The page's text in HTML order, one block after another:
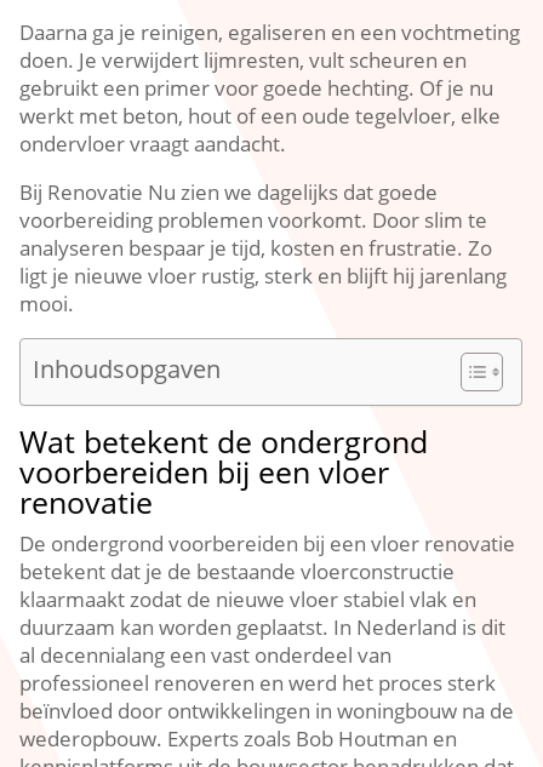
Daarna ga je reinigen, egaliseren en een vochtmeting
doen.​ Je verwijdert lijmresten, vult scheuren en
gebruikt een primer voor goede hechting.​ Of je nu
werkt met beton, hout of een oude tegelvloer, elke
ondervloer vraagt aandacht.​
Bij Renovatie Nu zien we dagelijks dat goede
voorbereiding problemen voorkomt.​ Door slim te
analyseren bespaar je tijd, kosten en frustratie.​ Zo
ligt je nieuwe vloer rustig, sterk en blijft hij jarenlang
mooi.​
Inhoudsopgaven
Wat betekent de ondergrond
voorbereiden bij een vloer
renovatie
De ondergrond voorbereiden bij een vloer renovatie
betekent dat je de bestaande vloerconstructie
klaarmaakt zodat de nieuwe vloer stabiel vlak en
duurzaam kan worden geplaatst.​ In Nederland is dit
al decennialang een vast onderdeel van
professioneel renoveren en werd het proces sterk
beïnvloed door ontwikkelingen in woningbouw na de
wederopbouw.​ Experts zoals Bob Houtman en